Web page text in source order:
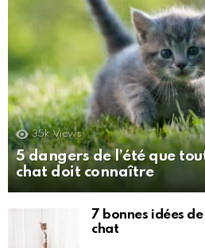
35k Views
5 dangers de l’été que
chat doit connaître
7 bonnes idées
chat